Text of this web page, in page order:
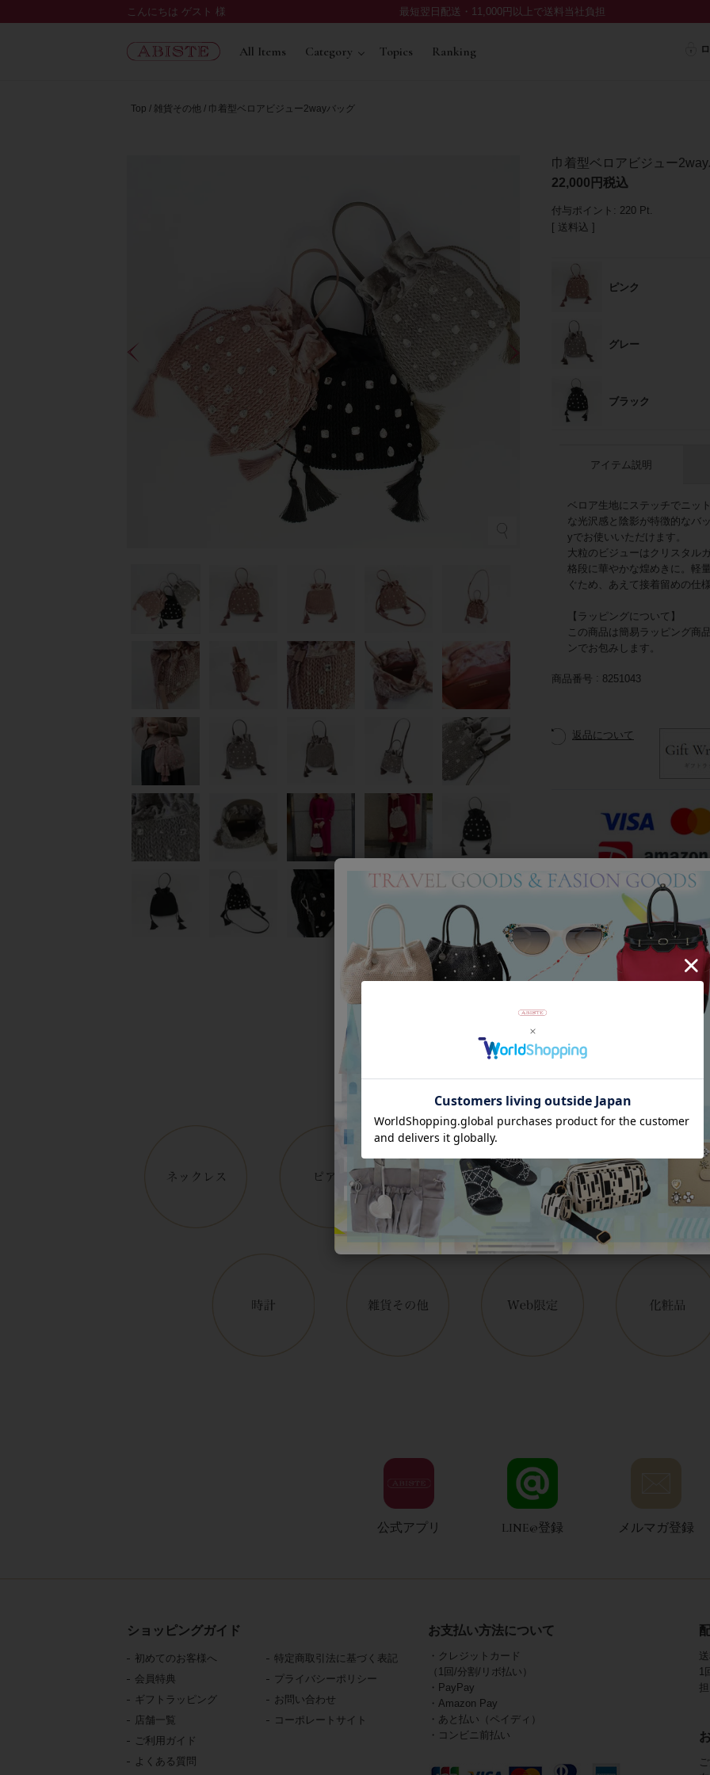
こんにちは ゲスト 様 最短翌日配送・11,000円以上で送料当社負担
All Items Category Topics Ranking
Top 雑貨その他 巾着型ベロアビジュー2wayバッグ
巾着型ベロアビジュー
22,000
税込
付与ポイント: 220 Pt.
送料込
ピンク
グレー
ブラック
アイテム説明
ベロア生地にステッチでニッ
な光沢感と陰影が特徴的なバ
yでお使いいただけます。
大粒のビジューはクリスタル
格段に華やかな煌めきに。軽
ぐため、あえて接着留めの仕
【ラッピングについて】
この商品は簡易ラッピング商
ンでお包みします。
商品番号 8251043
返品について
Category
アイテムカテゴリー
公式アプリ LINE@登録 メルマガ登録
ショッピングガイド
初めてのお客様へ
会員特典
ギフトラッピング
店舗一覧
ご利用ガイド
よくある質問
特定商取引法に基づく表記
プライバシーポリシー
お問い合わせ
コーポレートサイト
お支払い方法について
・クレジットカード
（1回/分割/リボ払い）
・PayPay
・Amazon Pay
・あと払い（ペイディ）
・コンビニ前払い
1